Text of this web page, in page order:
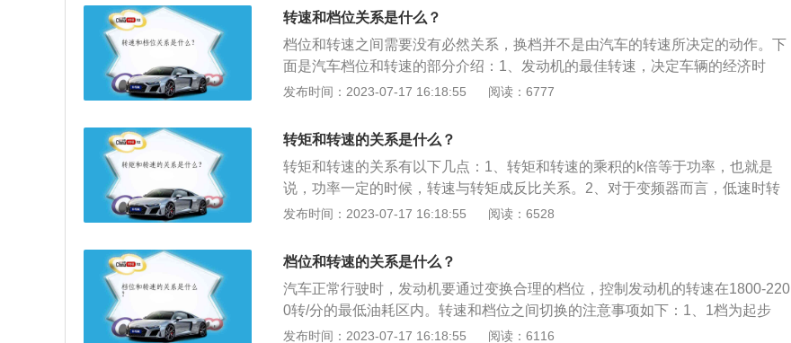
况也最好，平时用车应尽量将转速保持在这个范围内。如果车辆冷启动时点火，
发动机怠速转速低于800r/min高于1200r/min，就要注意这是发动机工况不良的表
现。2、汽车行驶过程中：尽量少让发动机工作在2000r/min以下，因为如果转速
过低会感觉发动机动力不足，发动机在低转速时负载过大，对发动机有损害，会
容易形成积碳。发动机转速的取决因素：发动机的转速与车速并不一一对应，因
情况下，档位的不同其车速就不一样。
转速和档位关系是什么？
档位和转速之间需要没有必然关系，换档并不是由汽车的转速所决定的动作。下
面是汽车档位和转速的部分介绍：1、发动机的最佳转速，决定车辆的经济时
速，控制发动机的转速在1800-2200转/分的最低油耗区内，发动机的油耗曲线
2、汽车换挡的转速是根据行车速度来决定，一档起步，参考速度0-15km/h；二
挡为15-35km/h；三挡为35-45km/h；四档的速度为45-60km/h。3、换档时宜干
净利落，不宜拖泥带水，离合踏板踏下要快，离开要慢，避免换档后发动机转速
变得极低造成档位速度不匹配的情况发生。
发布时间：2023-07-17 16:18:55 阅读：6777
转矩和转速的关系是什么？
转矩和转速的关系有以下几点：1、转矩和转速的乘积的k倍等于功率，也就是
说，功率一定的时候，转速与转矩成反比关系。2、对于变频器而言，低速时转
矩高；对于电机而言，低速时转矩高。3、转矩代表的是力量，转速是速度，力
速度才上的去,但前提是转矩要能驱动速度上升的阻力,直到转矩和阻力平衡了就稳
定。4、电机的电压和频率都有专门的设计（包括变频电机）。电机变频调速后
对扭矩有影响。高速时功率增加，扭矩将减少。低速时扭矩将增加功率减少。如
果是中频电机在低速时性能很差。高速性能良好。
发布时间：2023-07-17 16:18:55 阅读：6528
档位和转速的关系是什么？
汽车正常行驶时，发动机要通过变换合理的档位，控制发动机的转速在1800-220
0转/分的最低油耗区内。转速和档位之间切换的注意事项如下：1、1档为起步
档，与倒档齿比性能基本相同，故不宜持续高速运行。一般2000转即可换入2
发布时间：2023-07-17 16:18:55 阅读：6116